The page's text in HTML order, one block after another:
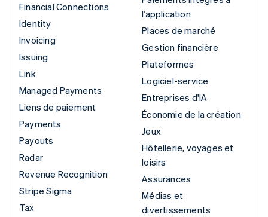
Financial Connections
Identity
Invoicing
Issuing
Link
Managed Payments
Liens de paiement
Payments
Payouts
Radar
Revenue Recognition
Stripe Sigma
Tax
l’application
Places de marché
Gestion financière
Plateformes
Logiciel-service
Entreprises d'IA
Économie de la création
Jeux
Hôtellerie, voyages et
loisirs
Assurances
Médias et
divertissements